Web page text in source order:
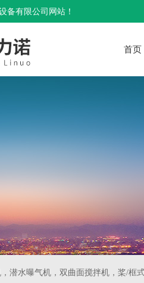
备有限公司网站！
首页
潜水曝气机，双曲面搅拌机，桨/框式搅拌